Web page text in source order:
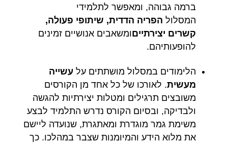
ברמה גבוהה, ומאפשר לתלמידי
המסלול הפריה הדדית, שיתופי פעולה,
קשרים יצירתייםומשאבים אנושיים זמינים
להופעותיהם.
הלימודים במסלול מושתתים עלעשייה
מעשית. לאורכו של כל אחד מן הקורסים
משובצים תרגילים ומטלות יצירתיות להגשה
ולבדיקה, ובסיום הקורס נדרש התלמיד לבצע
משימת גמר מוגדרת ומאתגרת, שנועדה ליישם
את מלוא הידע והמיומנות שצבר במהלכו. כך